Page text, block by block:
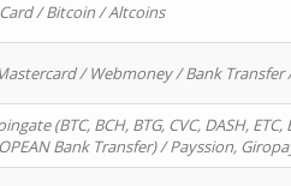
/ Bitcoin / Altcoins
/ Webmoney / Bank
(BTC, BCH, BTG, CVC, DASH,
Bank Transfer) / Payssion,